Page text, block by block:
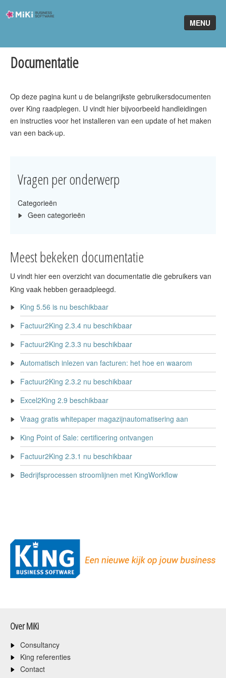
MENU
Software
Home
MiKi2King
Software Online
Klant worden
Documentatie
Op deze pagina kunt u de belangrijkste gebruikersdocumenten
over King raadplegen. U vindt hier bijvoorbeeld handleidingen
en instructies voor het installeren van een update of het maken
van een back-up.
Vragen per onderwerp
Categorieën
Geen categorieën
Meest bekeken documentatie
U vindt hier een overzicht van documentatie die gebruikers van
King vaak hebben geraadpleegd.
King 5.56 is nu beschikbaar
Factuur2King 2.3.4 nu beschikbaar
Factuur2King 2.3.3 nu beschikbaar
Automatisch inlezen van facturen: het hoe en waarom
Factuur2King 2.3.2 nu beschikbaar
Excel2King 2.9 beschikbaar
Vraag gratis whitepaper magazijnautomatisering aan
King Point of Sale: certificering ontvangen
Factuur2King 2.3.1 nu beschikbaar
Bedrijfsprocessen stroomlijnen met KingWorkflow
Over MiKi
Consultancy
King referenties
Contact